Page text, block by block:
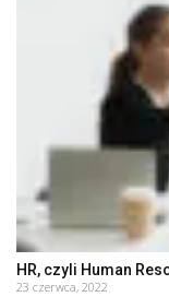
HR, czyli Human
23 czerwca, 2022